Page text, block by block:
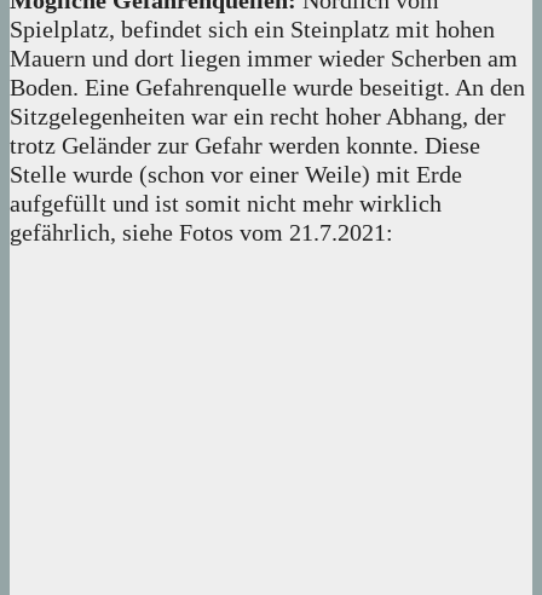
Spielplatz, befindet sich ein Steinplatz mit hohen
Mauern und dort liegen immer wieder Scherben am
Boden. Eine Gefahrenquelle wurde beseitigt. An den
Sitzgelegenheiten war ein recht hoher Abhang, der
trotz Geländer zur Gefahr werden konnte. Diese
Stelle wurde (schon vor einer Weile) mit Erde
aufgefüllt und ist somit nicht mehr wirklich
gefährlich, siehe Fotos vom 21.7.2021: